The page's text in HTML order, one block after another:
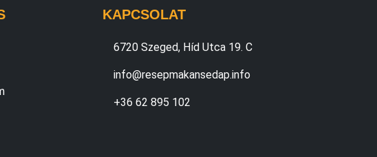
KAPCSOLAT
6720 Szeged, Híd Utca 19. C
info@resepmakansedap.info
+36 62 895 102